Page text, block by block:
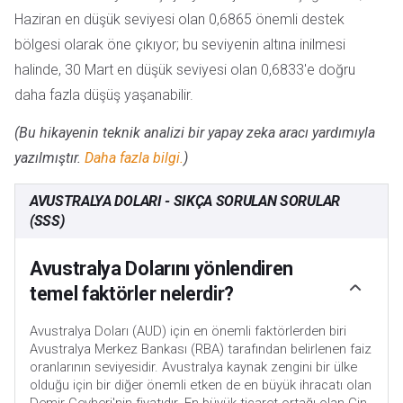
Haziran en düşük seviyesi olan 0,6865 önemli destek
bölgesi olarak öne çıkıyor; bu seviyenin altına inilmesi
halinde, 30 Mart en düşük seviyesi olan 0,6833'e doğru
daha fazla düşüş yaşanabilir.
(Bu hikayenin teknik analizi bir yapay zeka aracı yardımıyla
yazılmıştır. Daha fazla bilgi.)
AVUSTRALYA DOLARI - SIKÇA SORULAN SORULAR
(SSS)
Avustralya Dolarını yönlendiren
temel faktörler nelerdir?
Avustralya Doları (AUD) için en önemli faktörlerden biri
Avustralya Merkez Bankası (RBA) tarafından belirlenen faiz
oranlarının seviyesidir. Avustralya kaynak zengini bir ülke
olduğu için bir diğer önemli etken de en büyük ihracatı olan